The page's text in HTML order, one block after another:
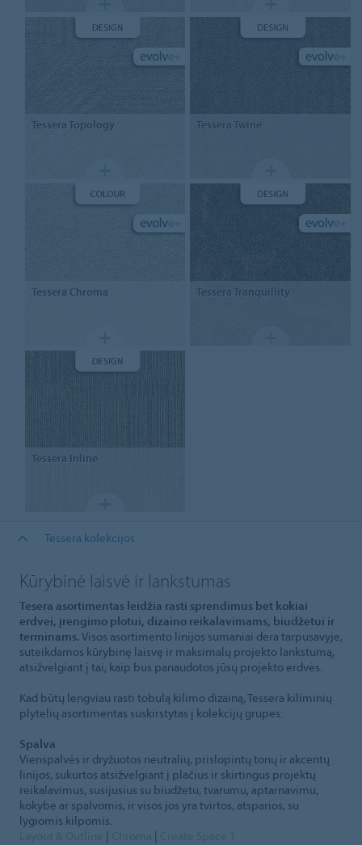
Tessera Topology Tessera Twine
Tessera Chroma Tessera Tranquillity
Tessera Inline
Tessera kolekcijos
Kūrybinė laisvė ir lankstumas
Tesera asortimentas leidžia rasti sprendimus bet kokiai
erdvei, įrengimo plotui, dizaino reikalavimams, biudžetui ir
terminams.Visos asortimento linijos sumaniai dera tarpusavyje,
suteikdamos kūrybinę laisvę ir maksimalų projekto lankstumą,
atsižvelgiant į tai, kaip bus panaudotos jūsų projekto erdvės.
Kad būtų lengviau rasti tobulą kilimo dizainą, Tessera kiliminių
plytelių asortimentas suskirstytas į kolekcijų grupes:
Spalva
Vienspalvės ir dryžuotos neutralių, prislopintų tonų ir akcentų
linijos, sukurtos atsižvelgiant į plačius ir skirtingus projektų
reikalavimus, susijusius su biudžetu, tvarumu, aptarnavimu,
kokybe ar spalvomis, ir visos jos yra tvirtos, atsparios, su
lygiomis kilpomis.
| |